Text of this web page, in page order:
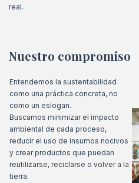
real.
Nuestro compromiso
Entendemos la sustentabilidad
como una práctica concreta, no
como un eslogan.
Buscamos minimizar el impacto
ambiental de cada proceso,
reducir el uso de insumos nocivos
y crear productos que puedan
reutilizarse, reciclarse o volver a la
tierra.